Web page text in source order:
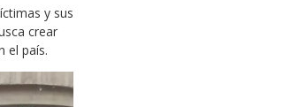
y sus
crear
el país.